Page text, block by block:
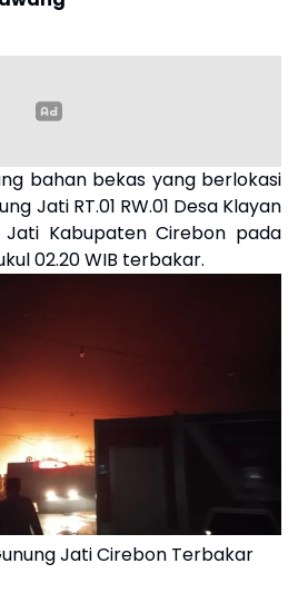
bahan bekas yang berlokasi
Jati RT.01 RW.01 Desa Klayan
Jati Kabupaten Cirebon pada
02.20 WIB terbakar.
Jati Cirebon Terbakar